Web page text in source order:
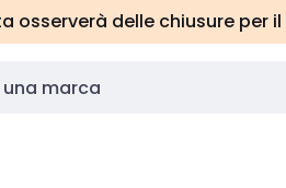
osserverà delle chiusure per